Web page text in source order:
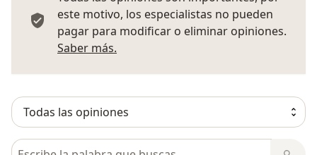
este motivo, los especialistas no pueden
pagar para modificar o eliminar opiniones.
Saber más.
Busca en opiniones